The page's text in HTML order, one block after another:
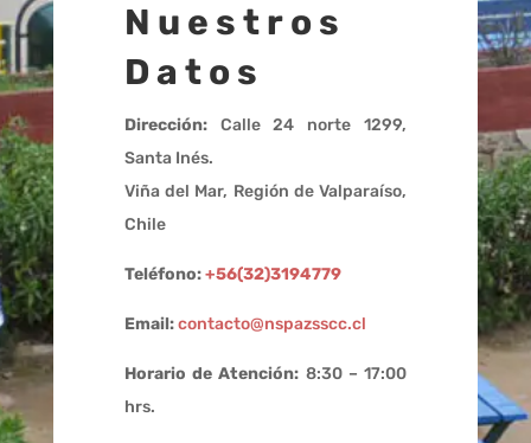
Nuestros
Datos
Dirección:Calle 24 norte 1299,
Santa Inés.
Viña del Mar, Región de Valparaíso,
Chile
Teléfono:+56(32)3194779
Email:contacto@nspazsscc.cl
Horario de Atención: 8:30 – 17:00
hrs.